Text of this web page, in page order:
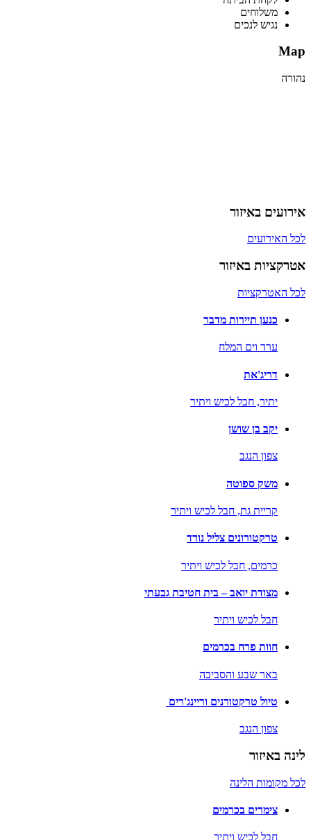
משלוחים
נגיש לנכים
Map
נהורה
אירועים באיזור
לכל האירועים
אטרקציות באיזור
לכל האטרקציות
כנען תיירות מדבר
ערד וים המלח
דריג'את
יתיר, חבל לכיש ויתיר
יקב בן שושן
צפון הנגב
משק ספוטה
קריית גת, חבל לכיש ויתיר
טרקטורונים צליל נודד
כרמים, חבל לכיש ויתיר
מצודת יואב – בית חטיבת גבעתי
חבל לכיש ויתיר
חוות פרח בכרמים
באר שבע והסביבה
טיול טרקטורנים וריינג'רים
צפון הנגב
לינה באיזור
לכל מקומות הלינה
צימרים בכרמים
חבל לכיש ויתיר